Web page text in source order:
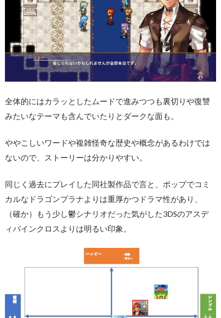
全体的にはカラッとしたムードで進みつつも裏切りや復讐
みたいなテーマも含んでいたりとダークな面も。
ややこしいワードや複雑怪奇な歴史や概念があるわけでは
ないので、ストーリーは分かりやすい。
同じく過去にプレイした同社製作品で言と、ポップでコミ
カルなドラゴンプラナよりは重厚かつドラマ性があり、
（確か）もう少し鬱シナリオだった気がした3DSのアスデ
ィバインクロスよりは明るい印象。